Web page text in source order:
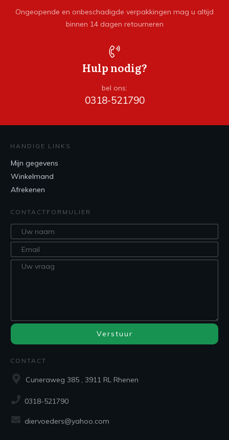
Ongeopende en onbeschadigde verpakkingen mag u altijd
binnen 14 dagen retourneren
Hulp nodig?
bel ons:
0318-521790
HANDIGE LINKS
Mijn gegevens
Winkelmand
Afrekenen
CONTACTFORMULIER
Verstuur
CONTACT
Cuneraweg 385 , 3911 RL Rhenen
0318-521790
diervoeders@yahoo.com